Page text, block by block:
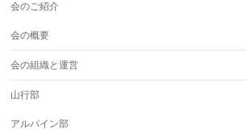
会のご紹介
会の概要
会の組織と運営
山行部
アルパイン部